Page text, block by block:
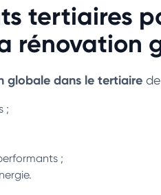
tertiaires
rénovation
globale dans le tertiaire
;
;